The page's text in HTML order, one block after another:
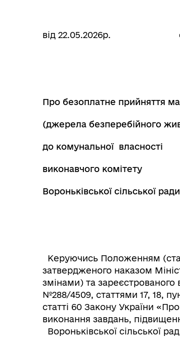
від 22.05.2026р.
Про безоплатне прийняття
(джерела безперебійного
до комунальної власності
виконавчого комітету
Вороньківської сільської
Керуючись Положенням
затвердженого наказом
змінами) та зареєстрованого
№288/4509, статтями 17, 18,
статті 60 Закону України
виконання завдань,
Вороньківської сільської